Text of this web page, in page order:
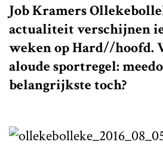
Job Kramers
actualiteit verschijnen
weken op Hard//hoofd.
aloude sportregel:
belangrijkste toch?